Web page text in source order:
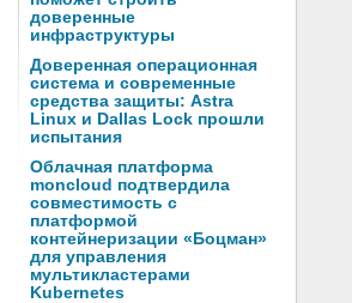
доверенные
инфраструктуры
Доверенная операционная
система и современные
средства защиты: Astra
Linux и Dallas Lock прошли
испытания
Облачная платформа
moncloud подтвердила
совместимость с
платформой
контейнеризации «Боцман»
для управления
мультикластерами
Kubernetes